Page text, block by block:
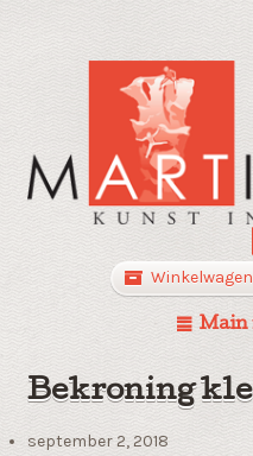
Main
Bekroning
september 2, 2018